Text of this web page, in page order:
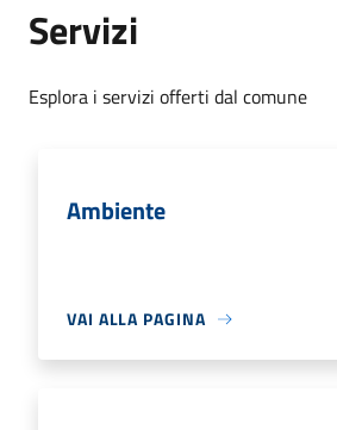
Servizi
Esplora i servizi offerti dal comune
Ambiente
VAI ALLA PAGINA